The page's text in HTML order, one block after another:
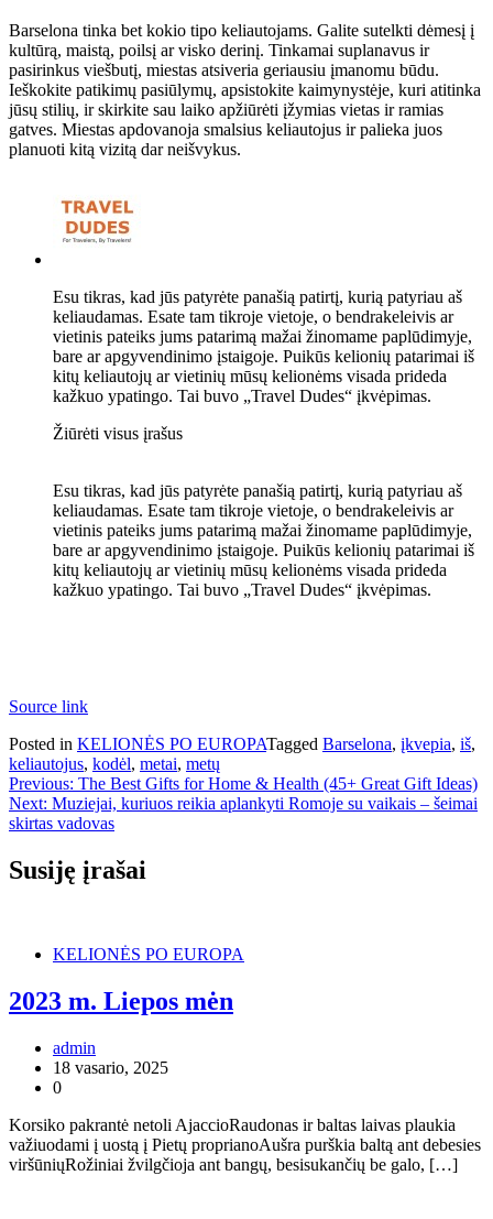
Barselona tinka bet kokio tipo keliautojams. Galite sutelkti dėmesį į
kultūrą, maistą, poilsį ar visko derinį. Tinkamai suplanavus ir
pasirinkus viešbutį, miestas atsiveria geriausiu įmanomu būdu.
Ieškokite patikimų pasiūlymų, apsistokite kaimynystėje, kuri atitinka
jūsų stilių, ir skirkite sau laiko apžiūrėti įžymias vietas ir ramias
gatves. Miestas apdovanoja smalsius keliautojus ir palieka juos
planuoti kitą vizitą dar neišvykus.
Esu tikras, kad jūs patyrėte panašią patirtį, kurią patyriau aš
keliaudamas. Esate tam tikroje vietoje, o bendrakeleivis ar
vietinis pateiks jums patarimą mažai žinomame paplūdimyje,
bare ar apgyvendinimo įstaigoje. Puikūs kelionių patarimai iš
kitų keliautojų ar vietinių mūsų kelionėms visada prideda
kažkuo ypatingo. Tai buvo „Travel Dudes“ įkvėpimas.
Žiūrėti visus įrašus
Esu tikras, kad jūs patyrėte panašią patirtį, kurią patyriau aš
keliaudamas. Esate tam tikroje vietoje, o bendrakeleivis ar
vietinis pateiks jums patarimą mažai žinomame paplūdimyje,
bare ar apgyvendinimo įstaigoje. Puikūs kelionių patarimai iš
kitų keliautojų ar vietinių mūsų kelionėms visada prideda
kažkuo ypatingo. Tai buvo „Travel Dudes“ įkvėpimas.
Source link
Posted in KELIONĖS PO EUROPATagged Barselona, įkvepia, iš,
keliautojus, kodėl, metai, metų
Navigacija
tarp
Previous: The Best Gifts for Home & Health (45+ Great Gift Ideas)
Next: Muziejai, kuriuos reikia aplankyti Romoje su vaikais – šeimai
skirtas vadovas
Susiję įrašai
KELIONĖS PO EUROPA
2023 m. Liepos mėn
admin
18 vasario, 2025
0
Korsiko pakrantė netoli AjaccioRaudonas ir baltas laivas plaukia
važiuodami į uostą į Pietų proprianoAušra purškia baltą ant debesies
viršūniųRožiniai žvilgčioja ant bangų, besisukančių be galo, […]